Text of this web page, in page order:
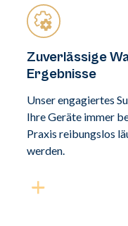
Zuverlässige
Ergebnisse
Unser engagiertes
Ihre Geräte immer
Praxis reibungslos
werden.